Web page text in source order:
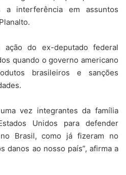
a interferência em assuntos
do ex-deputado federal
quando o governo americano
brasileiros e sanções
vez integrantes da família
Unidos para defender
Brasil, como já fizeram no
danos ao nosso país”, afirma a